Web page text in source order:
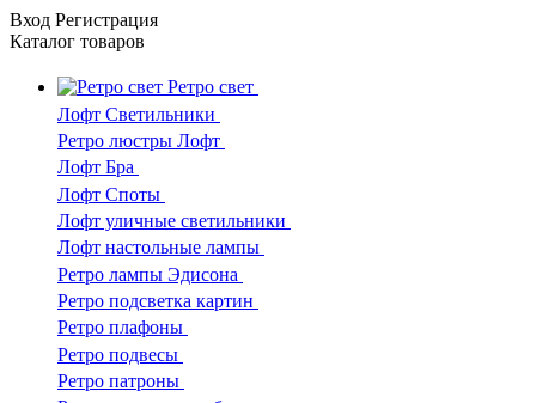
Вход Регистрация
Каталог товаров
Ретро свет
Лофт Светильники
Ретро люстры Лофт
Лофт Бра
Лофт Споты
Лофт уличные светильники
Лофт настольные лампы
Ретро лампы Эдисона
Ретро подсветка картин
Ретро плафоны
Ретро подвесы
Ретро патроны